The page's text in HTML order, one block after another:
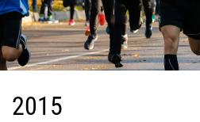
2015